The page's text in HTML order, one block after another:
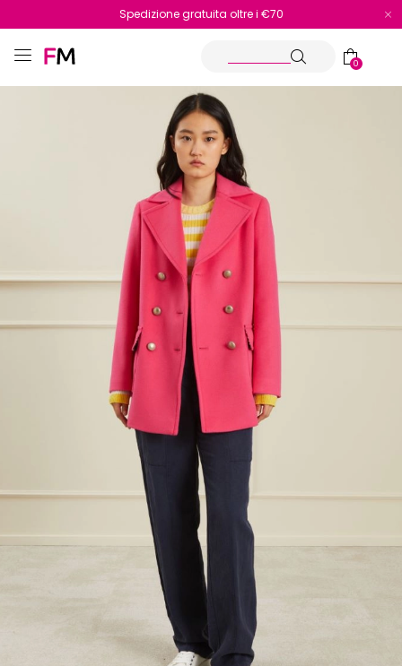
Reso facile e veloce
Spedizione gratuita oltre i €70
0